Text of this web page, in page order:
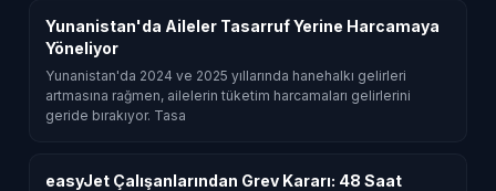
Yunanistan'da Aileler Tasarruf Yerine Harcamaya
Yöneliyor
Yunanistan'da 2024 ve 2025 yıllarında hanehalkı gelirleri
artmasına rağmen, ailelerin tüketim harcamaları gelirlerini
geride bırakıyor. Tasa
easyJet Çalışanlarından Grev Kararı: 48 Saat